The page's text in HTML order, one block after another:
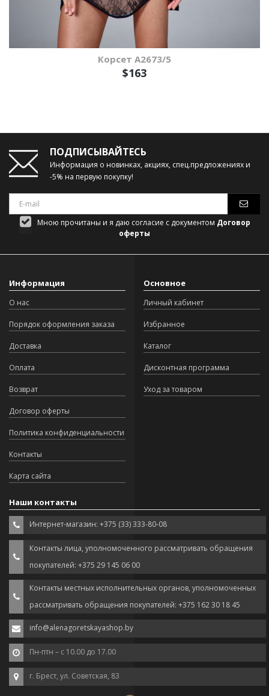
Корсет А2673/5
$163
ПОДПИСЫВАЙТЕСЬ
Информация о новинках, акциях, спец.предложениях и
-5% на первую покупку!
Мною прочитаны и я даю согласие с документом Договор
оферты
Информация
О нас
Порядок оформления заказа
Доставка
Оплата
Возврат
Договор оферты
Политика конфиденциальности
Контакты
Карта сайта
Основное
Личный кабинет
Избранное
Каталог
Дисконтная программа
Уход за товаром
Наши контакты
Интернет-магазин: +375 (33) 333-80-08
Контакты лица, уполномоченного рассматривать обращения
покупателей: +375 29 145 06 00
Контакты местных исполнительных органов, уполномоченных
рассматривать обращения покупателей: +375 162 30 18 45
info@alenagoretskayashop.by
Пн-птн – с 10.00 до 17.00
г. Брест, ул. Советская, 83